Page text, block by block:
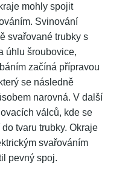
mohly spojit
Svinování
svařované trubky s
úhlu šroubovice,
začíná přípravou
se následně
narovná. V další
válců, kde se
tvaru trubky. Okraje
svařováním
pevný spoj.